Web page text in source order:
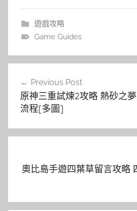
遊戲攻略
Game Guides
覽
Previous Post
原神三重試煉2攻略 熱砂之
流程[多圖]
奧比島手遊四葉草留言攻略